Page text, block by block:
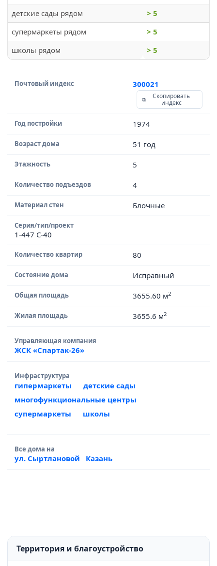
детские сады рядом
> 5
супермаркеты рядом
> 5
школы рядом
> 5
Почтовый индекс 300021
Скопировать
индекс
Год постройки 1974
Возраст дома 51 год
Этажность 5
Количество подъездов 4
Материал стен Блочные
Серия/тип/проект
1-447 С-40
Количество квартир 80
Состояние дома Исправный
Общая площадь 3655.60 м2
Жилая площадь 3655.6 м2
Управляющая компания
ЖСК «Спартак-26»
Инфраструктура
гипермаркеты
детские сады
многофункциональные центры
супермаркеты
школы
Все дома на
ул. Сыртлановой Казань
Территория и благоустройство